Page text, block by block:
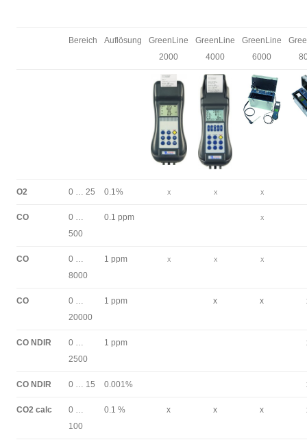
Bereich Auflösung
GreenLine
2000
GreenLine
4000
GreenLine
6000
O2 0 … 25 0.1% X X X
CO
0 …
500
0.1 ppm X
CO
0 …
8000
1 ppm X X X
CO
0 …
20000
1 ppm x x
CO NDIR
0 …
2500
1 ppm
CO NDIR 0 … 15 0.001%
CO2 calc
0 …
100
0.1 % x x x